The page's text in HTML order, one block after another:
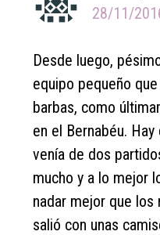
28/11/
Desde luego,
equipo pequeño
barbas, como
en el Bernabéu.
venía de dos
mucho y a lo mejor
nadar mejor que los
salió con unas